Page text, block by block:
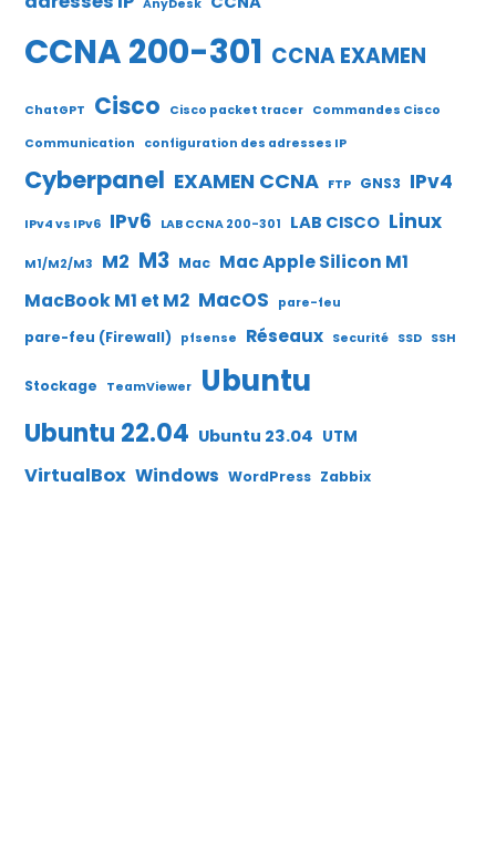
AnyDesk
CCNA 200-301 CCNA EXAMEN
ChatGPT Cisco Cisco packet tracer Commandes Cisco
Communication
configuration des adresses IP
Cyberpanel EXAMEN CCNA FTP GNS3 IPv4
IPv4 vs IPv6 IPv6 LAB CCNA 200-301 LAB CISCO Linux
M1/M2/M3 M2 M3 Mac Mac Apple Silicon M1
MacBook M1 et M2 MacOS pare-feu
pare-feu (Firewall) pfsense Réseaux Securité SSD SSH
Stockage TeamViewer Ubuntu
Ubuntu 22.04 Ubuntu 23.04 UTM
VirtualBox Windows WordPress Zabbix